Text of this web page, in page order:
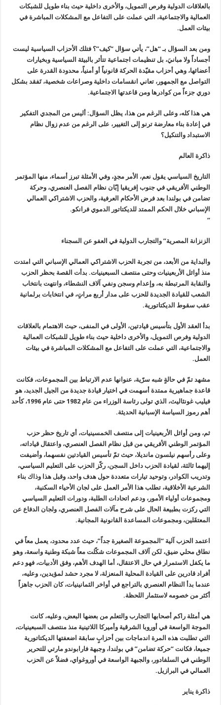
بالعلاقات الدولية وفرص التمويل، والأخرى داخلية حيث بناء طويل للشبكات
العمالية والاجتماعية، التي عملت على التفاعل مع المشكلات المباشرة في
بيئات العمل.
ومن بعد السؤال بـ “هل”، يأتي سؤال “كيف”؟ فتلك الأحزاب السياسية ليست
أجساداً ولا مبانيَ، بل تنظيمات اجتماعية تتأثر بالبيئة السياسية وبخيارات
أعضائها، وهي أحزاب مقيّدة الحركة قانونياً أو أمنياً، محدودة القدرة على
التواصل مع الجمهور، تعاني انقسامات داخلية وصراعات شخصية، تَفقد بشكل
دوري جزءاً من كوادرها ومن قاعدتها الاجتماعية.
هي هذا كله، وعلى الرغم من هذا، يظل السؤال: أليس من المجدي التفكير
في إعادة بناء معارضة ترنو إلى التغيير، على الرغم من عدم زوال نظام
الاستبداد والتنكيل؟
ذاكرة العالم
التاريخ السياسي يقول نعم، الأمر مجدٍ، وفي الأمثلة تبرز أسماء، منها المؤتمر
الوطني الأفريقي في جنوب إفريقيا إبّان نظام الفصل العنصري، وحركة
تضامن في بولندا بعد فرض الأحكام العرفية، والحزب الاشتراكي العمالي
الإسباني خلال الحكم الممتد للديكتاتور الدموي فرانكو.
“
الزنزانة المصرية” والتجارب الدولية في العفو عن السجناء
والبداية من الأبعد، من تجربة الحزب الاشتراكي العمالي الإسباني التي امتدت
منذ أوائل الأربعينيات وحتى منتصف السبعينيات. بدأت القصة بحظر الحزب
والنقابة المرتبطة به، وإعدام وسجن ونفي آلاف النشطاء، وانتهت بانتخاب
الشعب للقيادة الجديدة للحزب على مدار أربع مراتٍ، في انتخابات برلمانية
عقب سقوط الديكتاتورية.
بدأ العقد الأول بتأسيس قيادتين، الأولى في المنفى، حيث الاهتمام بالعلاقات
الدولية وفرص التمويل، والأخرى داخلية حيث بناء طويل للشبكات العمالية
والاجتماعية، التي عملت على التفاعل مع المشكلات المباشرة في بيئات
العمل.
مشهد تمّ في حالةٍ شبه سرّية، عنوانها عدم الارتباط بين المجموعات، فكانت
قاعدة جماهيرية ممتدة أسهمت في اختيار قيادة جديدة من الجيل الجديد، هو
فيليب غونثاليث، الذي تولى رئاسة الوزراء من عام 1982 حتى عام 1996، كأحد
أهم رموز السياسة الإسبانية الحديثة.
ثم، ومن أوائل الأربعينيات إلى منتصف الخمسينيات، أي تاريخ حظر حزب
المؤتمر الوطني الأفريقي من قبل نظام الفصل العنصري، واعتقال قياداته،
وعلى رأسهم نيلسون مانديلا، حيث تمّ تأسيس القيادتين نفسهما، وأضيفت
إليهما ثالثة، لقيادة الحزب داخل السجن، ركّز الحزب على التعليم السياسي،
وتدريب الكوادر، وتوحيد تيارات متعددة حول هدف واحد، وقبل هذا وذاك بناء
الشرعية الأخلاقية، تطلب هذا الأمر العمل على لجان الأحياء السكنية،
ومجموعات أولياء الأمور، ودعم اتحادات الطلبة، ودورات التعليم السياسي
التي ركزت بطبيعة الحال على شرح مآلات الفصل العنصري، ولجان الدفاع عن
المعتقَلين، ومجموعات المساعدة القانونية المجانية.
اعتمد الحزب آلية “المجموعة الصغيرة جداً”، حيث عدد محدود، يعمل معاً في
نطاق محلي ضيق، لكن آلاف المجموعات شكّلت معاً شبكة وطنية واسعة، وهو
ما يكفل الاستمرار في حال الاعتقال، أما الهدف الأهم، وفق الأدبيات، فهو دعم
أفراد قادرين على القيادة المحلية المنعزلة، لا مجرد حشد لمؤيدين، وعليه،
عندما بدأ النظام العنصري بالتراجع في أواخر الثمانينيات، كان الحزب جاهزاً
أكثر من خصومه لاستثمار اللحظة.
هي أمثلة راكم أصحابها التجارب والتعلم من بعضها البعض، وعليه، كانت
الموجة الواسعة في أوروبا الشرقية وأميركا اللاتينية منذ منتصف السبعينيات،
التي تطلبت هذه المرة اندماجات بين أحزابٍ سابقة اضعفتها الديكتاتورية
جميعا، فكانت “حركة تضامن” في بولندا، وجبهة فارابوندو مارتي للتحرير
الوطني في السلفادور، والجبهة الواسعة في أوروغواي، فضلاً عن الحزب
العمالي في البرازيل.
ذاكرة يناير